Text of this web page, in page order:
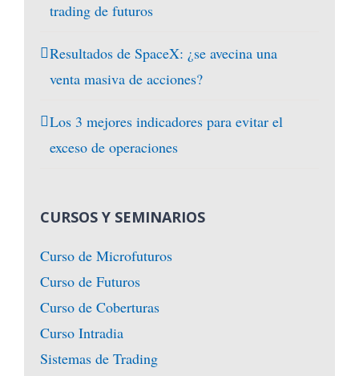
trading de futuros
Resultados de SpaceX: ¿se avecina una
venta masiva de acciones?
Los 3 mejores indicadores para evitar el
exceso de operaciones
CURSOS Y SEMINARIOS
Curso de Microfuturos
Curso de Futuros
Curso de Coberturas
Curso Intradia
Sistemas de Trading